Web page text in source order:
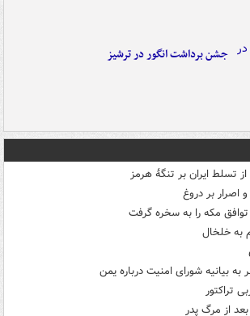
جشن برداشت انگور در ترشیز
تسلط ایران بر تنگۀ هرمز
اصرار بر دروغ
مکه را به سخره گرفت
به خلخال
بیانیه شورای امنیت درباره یمن
تراکتور
از مرگ پدر